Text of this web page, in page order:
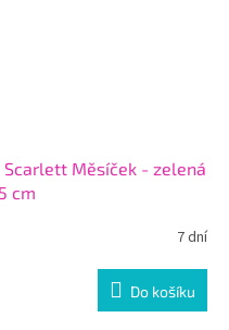
Měsíček - zelená
cm
7 dní
Do košíku